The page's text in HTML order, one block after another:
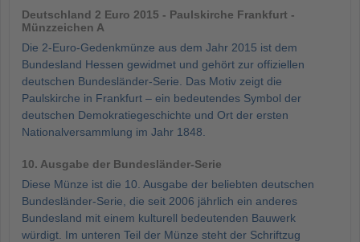
Deutschland 2 Euro 2015 - Paulskirche Frankfurt -
Münzzeichen A
Die 2-Euro-Gedenkmünze aus dem Jahr 2015 ist dem
Bundesland Hessen gewidmet und gehört zur offiziellen
deutschen Bundesländer-Serie. Das Motiv zeigt die
Paulskirche in Frankfurt – ein bedeutendes Symbol der
deutschen Demokratiegeschichte und Ort der ersten
Nationalversammlung im Jahr 1848.
10. Ausgabe der Bundesländer-Serie
Diese Münze ist die 10. Ausgabe der beliebten deutschen
Bundesländer-Serie, die seit 2006 jährlich ein anderes
Bundesland mit einem kulturell bedeutenden Bauwerk
würdigt. Im unteren Teil der Münze steht der Schriftzug